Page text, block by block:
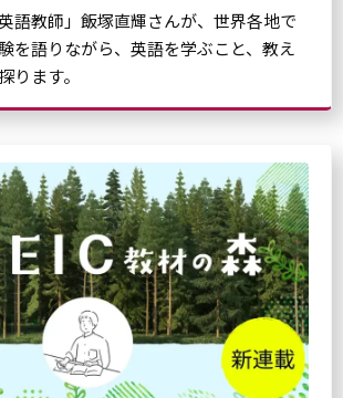
語教師」飯塚直輝さんが、世界各地で
を語りながら、英語を学ぶこと、教え
ります。